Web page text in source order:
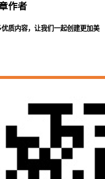
作者
质内容，让我们一起创建更加美